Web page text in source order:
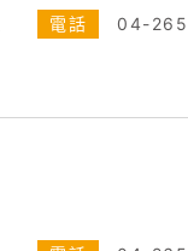
電話 04-